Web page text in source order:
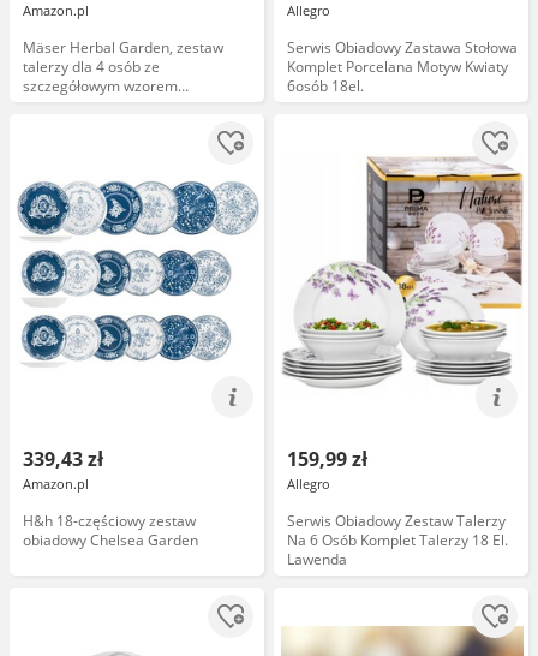
Amazon.pl
Mäser Herbal Garden, zestaw
talerzy dla 4 osób ze
szczegółowym wzorem
kwiatowym, 18-częściowy zestaw
głębokimi talerzami i talerzami
Allegro
Serwis Obiadowy Zastawa Stołowa
Komplet Porcelana Motyw Kwiaty
6osób 18el.
339,43 zł
Amazon.pl
H&h 18-częściowy zestaw
obiadowy Chelsea Garden
159,99 zł
Allegro
Serwis Obiadowy Zestaw Talerzy
Na 6 Osób Komplet Talerzy 18 El.
Lawenda